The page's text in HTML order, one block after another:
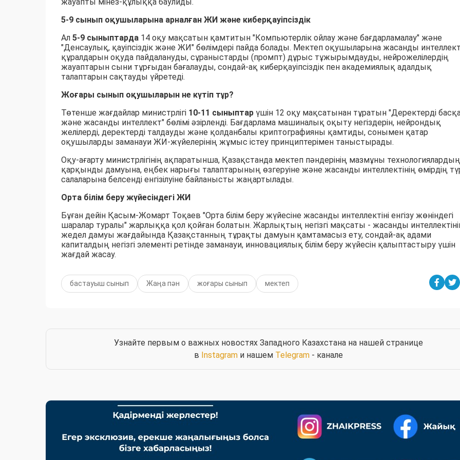
жауапты мінез-құлыққа баулиды.
5-9 сынып оқушыларына арналған ЖИ және киберқауіпсіздік
Ал 5-9 сыныптарда 14 оқу мақсатын қамтитын "Компьютерлік ойлау және бағдарламалау" және
"Денсаулық, қауіпсіздік және ЖИ" бөлімдері пайда болады. Мектеп оқушыларына жасанды интеллект
құралдарын оқуда пайдалануды, сұраныстарды (промпт) дұрыс тұжырымдауды, нейрожелілердің
жауаптарын сыни тұрғыдан бағалауды, сондай-ақ киберқауіпсіздік пен академиялық адалдық
талаптарын сақтауды үйретеді.
Жоғары сынып оқушыларын не күтіп тұр?
Төтенше жағдайлар министрлігі 10-11 сыныптар үшін 12 оқу мақсатынан тұратын "Деректерді
және жасанды интеллект" бөлімі әзірленді. Бағдарлама машиналық оқыту негіздерін, нейрондық
желілерді, деректерді талдауды және қолданбалы криптографияны қамтиды, сонымен қатар
оқушыларды заманауи ЖИ-жүйелерінің жұмыс істеу принциптерімен таныстырады.
Оқу-ағарту министрлігінің ақпаратынша, Қазақстанда мектеп пәндерінің мазмұны технологиялардың
қарқынды дамуына, еңбек нарығы талаптарының өзгеруіне және жасанды интеллектінің өмірдің
салаларына белсенді енгізілуіне байланысты жаңартылады.
Орта білім беру жүйесіндегі ЖИ
Бұған дейін Қасым-Жомарт Тоқаев "Орта білім беру жүйесіне жасанды интеллектіні енгізу жөніндегі
шаралар туралы" жарлыққа қол қойған болатын. Жарлықтың негізгі мақсаты - жасанды
жедел дамуы жағдайында Қазақстанның тұрақты дамуын қамтамасыз ету, сондай-ақ адами
капиталдың негізгі элементі ретінде заманауи, инновациялық білім беру жүйесін қалыптастыру үшін
жағдай жасау.
бастауыш сынып Жаңа пән жоғары сынып мектеп
Узнайте первым о важных новостях Западного Казахстана на нашей странице
в Instagramи нашем Telegram- канале